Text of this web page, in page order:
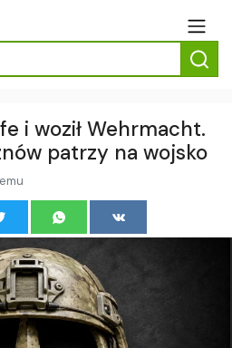
i woził Wehrmacht.
patrzy na wojsko